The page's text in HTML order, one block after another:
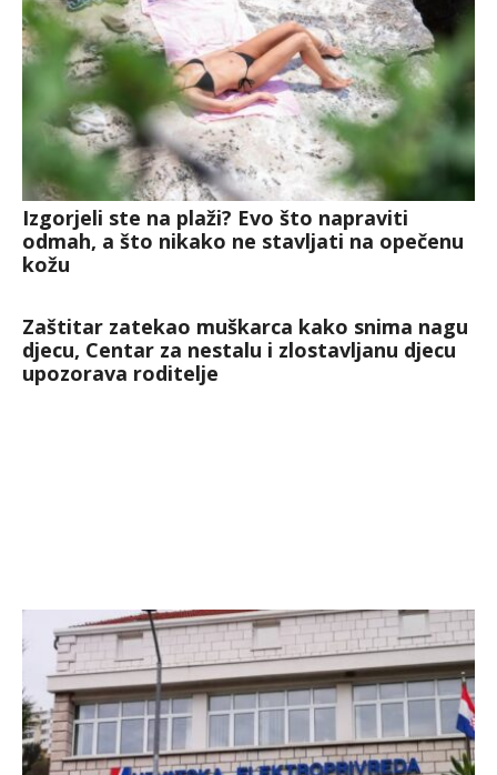
Izgorjeli ste na plaži? Evo što napraviti
odmah, a što nikako ne stavljati na opečenu
kožu
Zaštitar zatekao muškarca kako snima nagu
djecu, Centar za nestalu i zlostavljanu djecu
upozorava roditelje